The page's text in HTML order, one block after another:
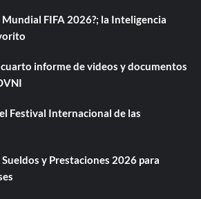
Mundial FIFA 2026?; la Inteligencia
informe de videos y documentos
Festival Internacional de las
y Prestaciones 2026 para